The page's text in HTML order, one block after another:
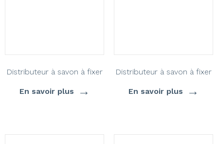
Distributeur à savon à fixer
En savoir plus →
Distributeur à savon à fixer
En savoir plus →